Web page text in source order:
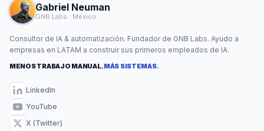
Gabriel Neuman
GNB Labs · México
Consultor de IA & automatización. Fundador de GNB Labs. Ayudo a
empresas en LATAM a construir sus primeros empleados de IA.
MENOS TRABAJO MANUAL.MÁS SISTEMAS.
LinkedIn
YouTube
X (Twitter)